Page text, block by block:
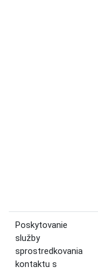
Poskytovanie
služby
sprostredkovania
kontaktu s